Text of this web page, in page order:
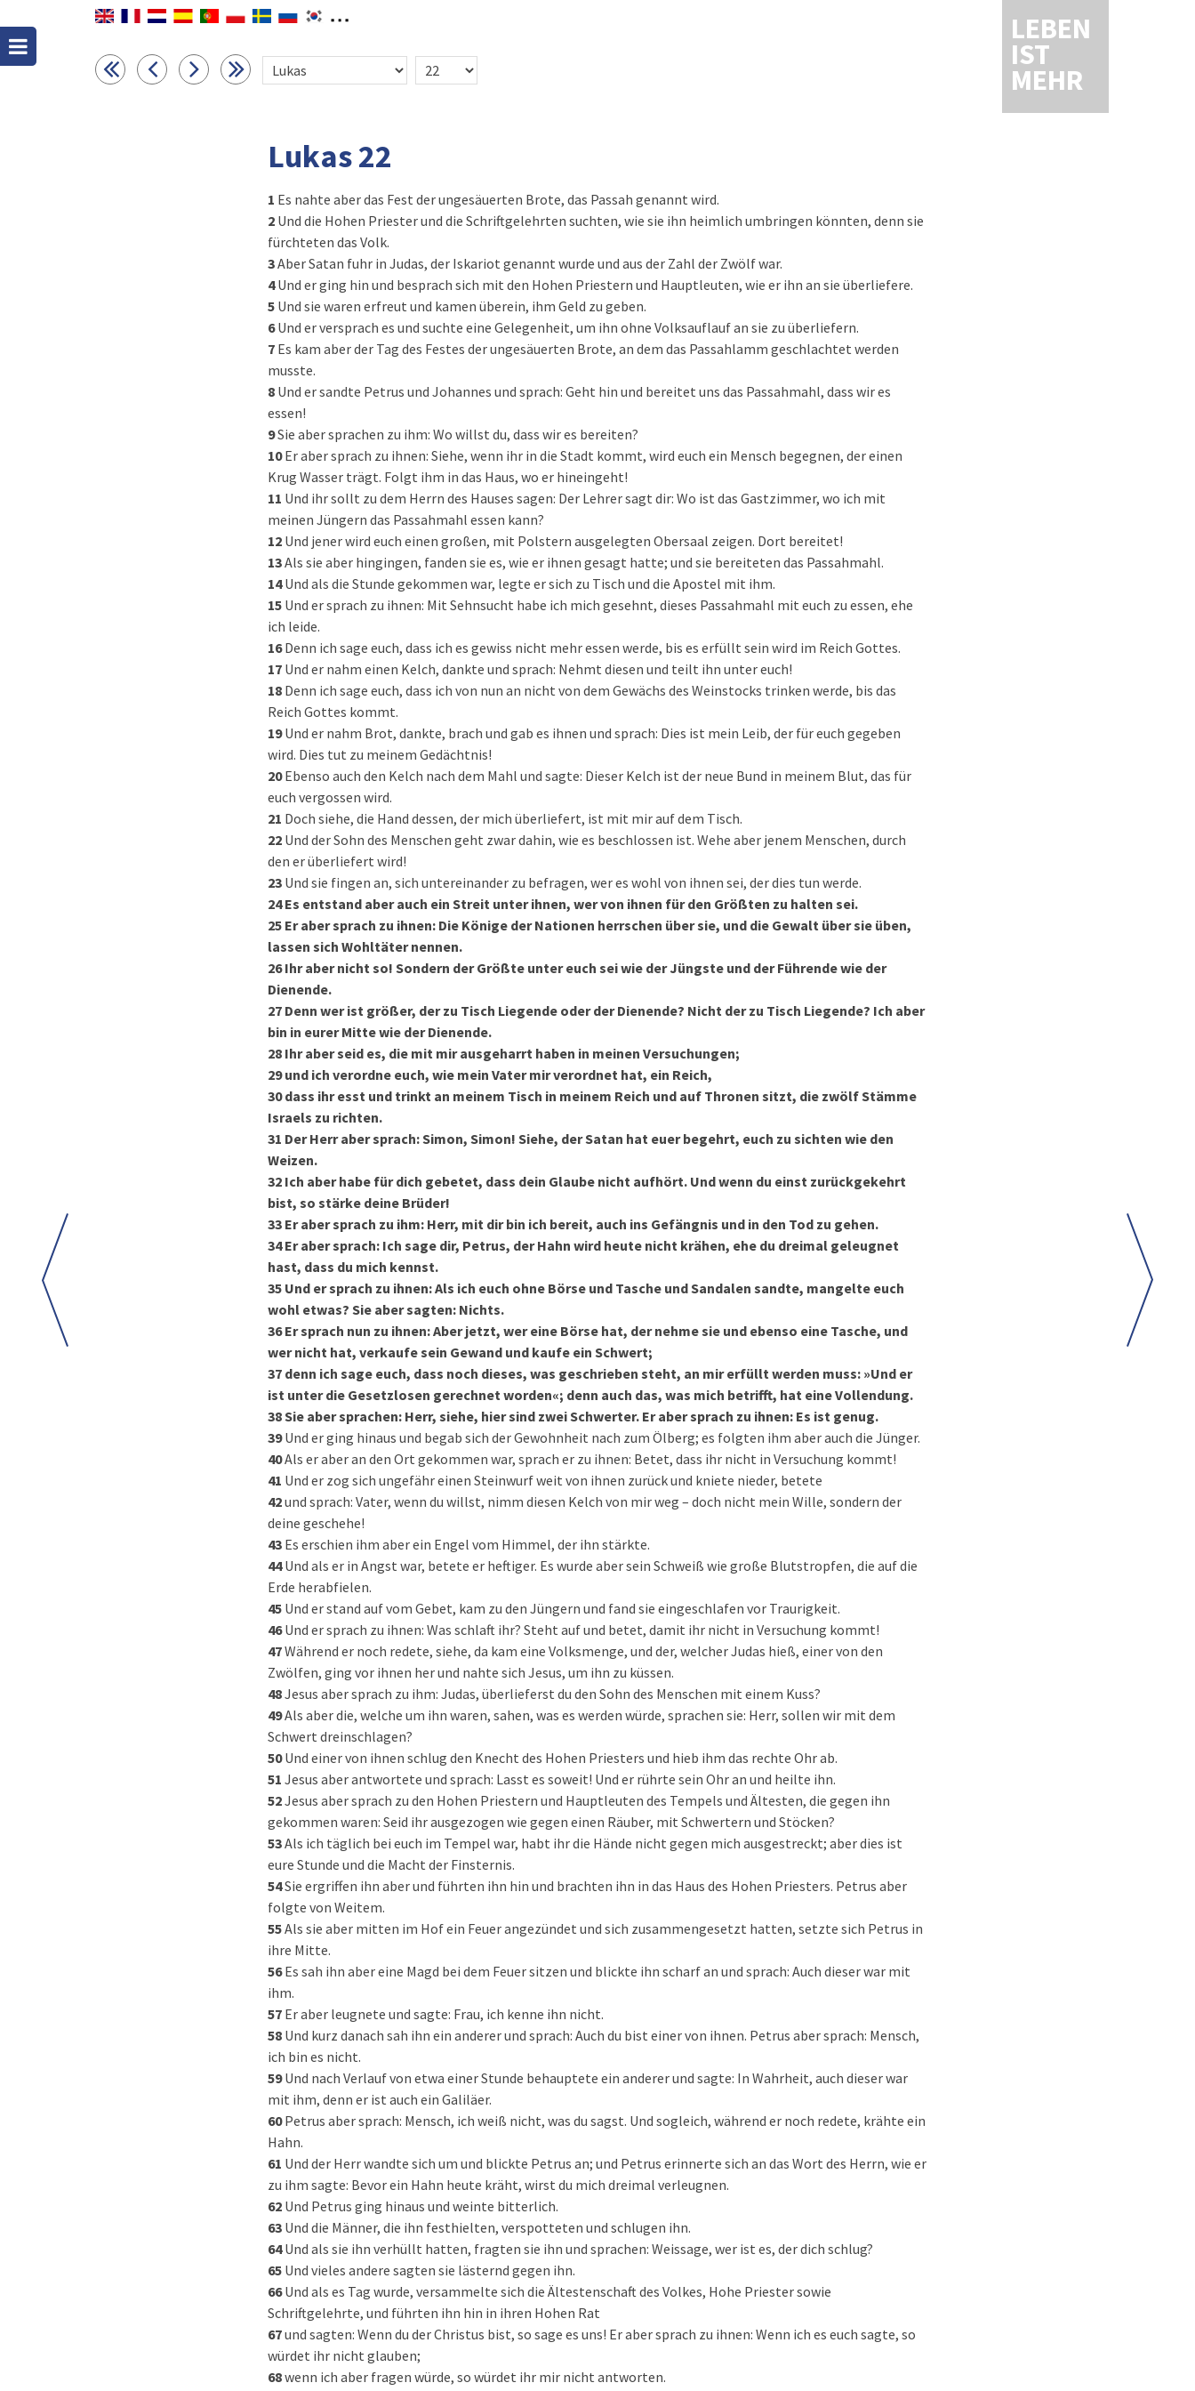
LEBEN
IST
MEHR
Lukas 22
1 Es nahte aber das Fest der ungesäuerten Brote, das Passah genannt wird.
2 Und die Hohen Priester und die Schriftgelehrten suchten, wie sie ihn heimlich umbringen könnten, denn sie
fürchteten das Volk.
3Aber Satan fuhr in Judas, der Iskariot genannt wurde und aus der Zahl der Zwölf war.
4Und er ging hin und besprach sich mit den Hohen Priestern und Hauptleuten, wie er ihn an sie überliefere.
5 Und sie waren erfreut und kamen überein, ihm Geld zu geben.
6Und er versprach es und suchte eine Gelegenheit, um ihn ohne Volksauflauf an sie zu überliefern.
7 Es kam aber der Tag des Festes der ungesäuerten Brote, an dem das Passahlamm geschlachtet werden
musste.
8 Und er sandte Petrus und Johannes und sprach: Geht hin und bereitet uns das Passahmahl, dass wir es
essen!
9Sie aber sprachen zu ihm: Wo willst du, dass wir es bereiten?
10Er aber sprach zu ihnen: Siehe, wenn ihr in die Stadt kommt, wird euch ein Mensch begegnen, der einen
Krug Wasser trägt. Folgt ihm in das Haus, wo er hineingeht!
11 Und ihr sollt zu dem Herrn des Hauses sagen: Der Lehrer sagt dir: Wo ist das Gastzimmer, wo ich mit
meinen Jüngern das Passahmahl essen kann?
12 Und jener wird euch einen großen, mit Polstern ausgelegten Obersaal zeigen. Dort bereitet!
13Als sie aber hingingen, fanden sie es, wie er ihnen gesagt hatte; und sie bereiteten das Passahmahl.
14Und als die Stunde gekommen war, legte er sich zu Tisch und die Apostel mit ihm.
15 Und er sprach zu ihnen: Mit Sehnsucht habe ich mich gesehnt, dieses Passahmahl mit euch zu essen, ehe
ich leide.
16Denn ich sage euch, dass ich es gewiss nicht mehr essen werde, bis es erfüllt sein wird im Reich Gottes.
17 Und er nahm einen Kelch, dankte und sprach: Nehmt diesen und teilt ihn unter euch!
18 Denn ich sage euch, dass ich von nun an nicht von dem Gewächs des Weinstocks trinken werde, bis das
Reich Gottes kommt.
19Und er nahm Brot, dankte, brach und gab es ihnen und sprach: Dies ist mein Leib, der für euch gegeben
wird. Dies tut zu meinem Gedächtnis!
20Ebenso auch den Kelch nach dem Mahl und sagte: Dieser Kelch ist der neue Bund in meinem Blut, das für
euch vergossen wird.
21 Doch siehe, die Hand dessen, der mich überliefert, ist mit mir auf dem Tisch.
22 Und der Sohn des Menschen geht zwar dahin, wie es beschlossen ist. Wehe aber jenem Menschen, durch
den er überliefert wird!
23 Und sie fingen an, sich untereinander zu befragen, wer es wohl von ihnen sei, der dies tun werde.
24Es entstand aber auch ein Streit unter ihnen, wer von ihnen für den Größten zu halten sei.
25 Er aber sprach zu ihnen: Die Könige der Nationen herrschen über sie, und die Gewalt über sie üben,
lassen sich Wohltäter nennen.
26Ihr aber nicht so! Sondern der Größte unter euch sei wie der Jüngste und der Führende wie der
Dienende.
27 Denn wer ist größer, der zu Tisch Liegende oder der Dienende? Nicht der zu Tisch Liegende? Ich aber
bin in eurer Mitte wie der Dienende.
28 Ihr aber seid es, die mit mir ausgeharrt haben in meinen Versuchungen;
29und ich verordne euch, wie mein Vater mir verordnet hat, ein Reich,
30dass ihr esst und trinkt an meinem Tisch in meinem Reich und auf Thronen sitzt, die zwölf Stämme
Israels zu richten.
31 Der Herr aber sprach: Simon, Simon! Siehe, der Satan hat euer begehrt, euch zu sichten wie den
Weizen.
32 Ich aber habe für dich gebetet, dass dein Glaube nicht aufhört. Und wenn du einst zurückgekehrt
bist, so stärke deine Brüder!
33 Er aber sprach zu ihm: Herr, mit dir bin ich bereit, auch ins Gefängnis und in den Tod zu gehen.
34Er aber sprach: Ich sage dir, Petrus, der Hahn wird heute nicht krähen, ehe du dreimal geleugnet
hast, dass du mich kennst.
35 Und er sprach zu ihnen: Als ich euch ohne Börse und Tasche und Sandalen sandte, mangelte euch
wohl etwas? Sie aber sagten: Nichts.
36Er sprach nun zu ihnen: Aber jetzt, wer eine Börse hat, der nehme sie und ebenso eine Tasche, und
wer nicht hat, verkaufe sein Gewand und kaufe ein Schwert;
37 denn ich sage euch, dass noch dieses, was geschrieben steht, an mir erfüllt werden muss: »Und er
ist unter die Gesetzlosen gerechnet worden«; denn auch das, was mich betrifft, hat eine Vollendung.
38Sie aber sprachen: Herr, siehe, hier sind zwei Schwerter. Er aber sprach zu ihnen: Es ist genug.
39Und er ging hinaus und begab sich der Gewohnheit nach zum Ölberg; es folgten ihm aber auch die Jünger.
40Als er aber an den Ort gekommen war, sprach er zu ihnen: Betet, dass ihr nicht in Versuchung kommt!
41 Und er zog sich ungefähr einen Steinwurf weit von ihnen zurück und kniete nieder, betete
42und sprach: Vater, wenn du willst, nimm diesen Kelch von mir weg – doch nicht mein Wille, sondern der
deine geschehe!
43 Es erschien ihm aber ein Engel vom Himmel, der ihn stärkte.
44Und als er in Angst war, betete er heftiger. Es wurde aber sein Schweiß wie große Blutstropfen, die auf die
Erde herabfielen.
45 Und er stand auf vom Gebet, kam zu den Jüngern und fand sie eingeschlafen vor Traurigkeit.
46Und er sprach zu ihnen: Was schlaft ihr? Steht auf und betet, damit ihr nicht in Versuchung kommt!
47Während er noch redete, siehe, da kam eine Volksmenge, und der, welcher Judas hieß, einer von den
Zwölfen, ging vor ihnen her und nahte sich Jesus, um ihn zu küssen.
48Jesus aber sprach zu ihm: Judas, überlieferst du den Sohn des Menschen mit einem Kuss?
49Als aber die, welche um ihn waren, sahen, was es werden würde, sprachen sie: Herr, sollen wir mit dem
Schwert dreinschlagen?
50Und einer von ihnen schlug den Knecht des Hohen Priesters und hieb ihm das rechte Ohr ab.
51 Jesus aber antwortete und sprach: Lasst es soweit! Und er rührte sein Ohr an und heilte ihn.
52Jesus aber sprach zu den Hohen Priestern und Hauptleuten des Tempels und Ältesten, die gegen ihn
gekommen waren: Seid ihr ausgezogen wie gegen einen Räuber, mit Schwertern und Stöcken?
53Als ich täglich bei euch im Tempel war, habt ihr die Hände nicht gegen mich ausgestreckt; aber dies ist
eure Stunde und die Macht der Finsternis.
54Sie ergriffen ihn aber und führten ihn hin und brachten ihn in das Haus des Hohen Priesters. Petrus aber
folgte von Weitem.
55Als sie aber mitten im Hof ein Feuer angezündet und sich zusammengesetzt hatten, setzte sich Petrus in
ihre Mitte.
56Es sah ihn aber eine Magd bei dem Feuer sitzen und blickte ihn scharf an und sprach: Auch dieser war mit
ihm.
57 Er aber leugnete und sagte: Frau, ich kenne ihn nicht.
58 Und kurz danach sah ihn ein anderer und sprach: Auch du bist einer von ihnen. Petrus aber sprach: Mensch,
ich bin es nicht.
59Und nach Verlauf von etwa einer Stunde behauptete ein anderer und sagte: In Wahrheit, auch dieser war
mit ihm, denn er ist auch ein Galiläer.
60Petrus aber sprach: Mensch, ich weiß nicht, was du sagst. Und sogleich, während er noch redete, krähte ein
Hahn.
61 Und der Herr wandte sich um und blickte Petrus an; und Petrus erinnerte sich an das Wort des Herrn, wie er
zu ihm sagte: Bevor ein Hahn heute kräht, wirst du mich dreimal verleugnen.
62 Und Petrus ging hinaus und weinte bitterlich.
63 Und die Männer, die ihn festhielten, verspotteten und schlugen ihn.
64Und als sie ihn verhüllt hatten, fragten sie ihn und sprachen: Weissage, wer ist es, der dich schlug?
65 Und vieles andere sagten sie lästernd gegen ihn.
66Und als es Tag wurde, versammelte sich die Ältestenschaft des Volkes, Hohe Priester sowie
Schriftgelehrte, und führten ihn hin in ihren Hohen Rat
67und sagten: Wenn du der Christus bist, so sage es uns! Er aber sprach zu ihnen: Wenn ich es euch sagte, so
würdet ihr nicht glauben;
68wenn ich aber fragen würde, so würdet ihr mir nicht antworten.